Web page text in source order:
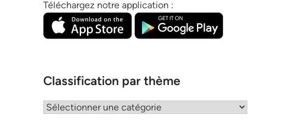
Téléchargez notre application :
Classification par thème
Classification